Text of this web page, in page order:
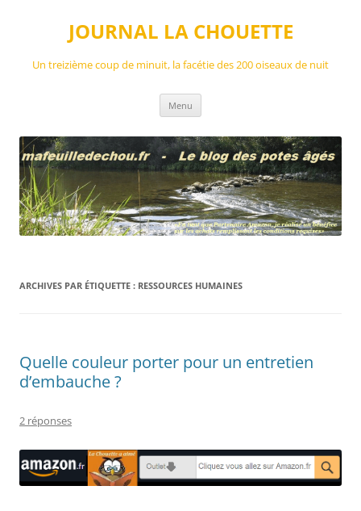
JOURNAL LA CHOUETTE
Un treizième coup de minuit, la facétie des 200 oiseaux de nuit
Menu
ARCHIVES PAR ÉTIQUETTE : RESSOURCES HUMAINES
Quelle couleur porter pour un entretien
d’embauche ?
2 réponses